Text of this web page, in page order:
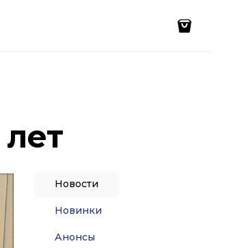
Новости
Новинки
Анонсы